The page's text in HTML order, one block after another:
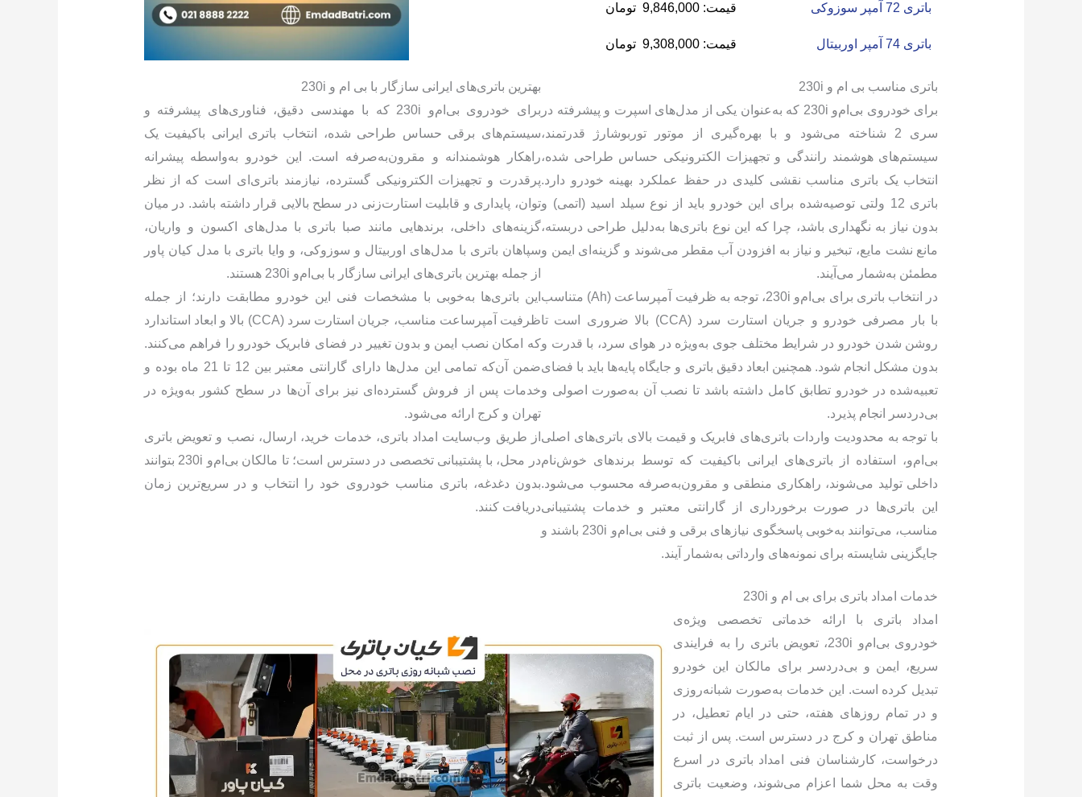
باتری 72 آمپر سوزوکی قیمت:9,846,000 تومان
باتری 74 آمپر اوربیتال قیمت:9,308,000 تومان
باتری مناسب بی ام و 230i
برای خودروی بی‌ام‌و 230i که به‌عنوان یکی از مدل‌های اسپرت و پیشرفته در
سری 2 شناخته می‌شود و با بهره‌گیری از موتور توربوشارژ قدرتمند،
سیستم‌های هوشمند رانندگی و تجهیزات الکترونیکی حساس طراحی شده،
انتخاب یک باتری مناسب نقشی کلیدی در حفظ عملکرد بهینه خودرو دارد.
باتری 12 ولتی توصیه‌شده برای این خودرو باید از نوع سیلد اسید (اتمی) و
بدون نیاز به نگهداری باشد، چرا که این نوع باتری‌ها به‌دلیل طراحی دربسته،
مانع نشت مایع، تبخیر و نیاز به افزودن آب مقطر می‌شوند و گزینه‌ای ایمن و
مطمئن به‌شمار می‌آیند.
در انتخاب باتری برای بی‌ام‌و 230i، توجه به ظرفیت آمپرساعت (Ah) متناسب
با بار مصرفی خودرو و جریان استارت سرد (CCA) بالا ضروری است تا
روشن شدن خودرو در شرایط مختلف جوی به‌ویژه در هوای سرد، با قدرت و
بدون مشکل انجام شود. همچنین ابعاد دقیق باتری و جایگاه پایه‌ها باید با فضای
تعبیه‌شده در خودرو تطابق کامل داشته باشد تا نصب آن به‌صورت اصولی و
بی‌دردسر انجام پذیرد.
با توجه به محدودیت واردات باتری‌های فابریک و قیمت بالای باتری‌های اصلی
بی‌ام‌و، استفاده از باتری‌های ایرانی باکیفیت که توسط برندهای خوش‌نام
داخلی تولید می‌شوند، راهکاری منطقی و مقرون‌به‌صرفه محسوب می‌شود.
این باتری‌ها در صورت برخورداری از گارانتی معتبر و خدمات پشتیبانی
مناسب، می‌توانند به‌خوبی پاسخگوی نیازهای برقی و فنی بی‌ام‌و 230i باشند و
جایگزینی شایسته برای نمونه‌های وارداتی به‌شمار آیند.
بهترین باتری‌های ایرانی سازگار با بی ام و 230i
برای خودروی بی‌ام‌و 230i که با مهندسی دقیق، فناوری‌های پیشرفته و
سیستم‌های برقی حساس طراحی شده، انتخاب باتری ایرانی باکیفیت یک
راهکار هوشمندانه و مقرون‌به‌صرفه است. این خودرو به‌واسطه پیشرانه
پرقدرت و تجهیزات الکترونیکی گسترده، نیازمند باتری‌ای است که از نظر
توان، پایداری و قابلیت استارت‌زنی در سطح بالایی قرار داشته باشد. در میان
گزینه‌های داخلی، برندهایی مانند صبا باتری با مدل‌های اکسون و واریان،
سپاهان باتری با مدل‌های اوربیتال و سوزوکی، و وایا باتری با مدل کیان پاور
از جمله بهترین باتری‌های ایرانی سازگار با بی‌ام‌و 230i هستند.
این باتری‌ها به‌خوبی با مشخصات فنی این خودرو مطابقت دارند؛ از جمله
ظرفیت آمپرساعت مناسب، جریان استارت سرد (CCA) بالا و ابعاد استاندارد
که امکان نصب ایمن و بدون تغییر در فضای فابریک خودرو را فراهم می‌کنند.
ضمن آن‌که تمامی این مدل‌ها دارای گارانتی معتبر بین 12 تا 21 ماه بوده و
خدمات پس از فروش گسترده‌ای نیز برای آن‌ها در سطح کشور به‌ویژه در
تهران و کرج ارائه می‌شود.
از طریق وب‌سایت امداد باتری، خدمات خرید، ارسال، نصب و تعویض باتری
در محل، با پشتیبانی تخصصی در دسترس است؛ تا مالکان بی‌ام‌و 230i بتوانند
بدون دغدغه، باتری مناسب خودروی خود را انتخاب و در سریع‌ترین زمان
دریافت کنند.
خدمات امداد باتری برای بی ام و 230i
امداد باتری با ارائه خدماتی تخصصی ویژه‌ی
خودروی بی‌ام‌و 230i، تعویض باتری را به فرایندی
سریع، ایمن و بی‌دردسر برای مالکان این خودرو
تبدیل کرده است. این خدمات به‌صورت شبانه‌روزی
و در تمام روزهای هفته، حتی در ایام تعطیل، در
مناطق تهران و کرج در دسترس است. پس از ثبت
درخواست، کارشناسان فنی امداد باتری در اسرع
وقت به محل شما اعزام می‌شوند، وضعیت باتری